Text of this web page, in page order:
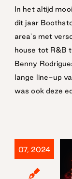
In het altijd
dit jaar
area's met
house tot R&B
Benny
lange line-up
was ook deze
07, 2024